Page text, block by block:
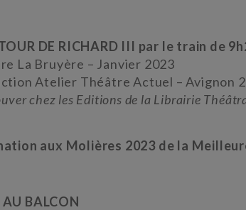
DE RICHARD III par le train de
La Bruyère – Janvier 2023
Atelier Théâtre Actuel – Avignon
chez les Editions de la Librairie
aux Molières 2023 de la
AU BALCON